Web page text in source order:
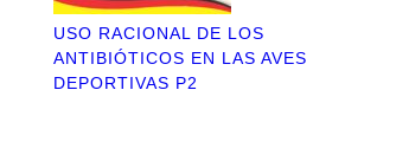
USO RACIONAL DE LOS
ANTIBIÓTICOS EN LAS AVES
DEPORTIVAS P2